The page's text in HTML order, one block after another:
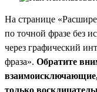
На странице
по точной фразе без
через графический
фраза». Обратите
взаимоисключающие,
только